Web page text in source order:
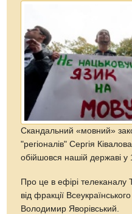
Скандальний «мовний»
"регіоналів" Сергія
обійшовся нашій державі у
Про це в ефірі телеканалу
від фракції
Володимир Яворівський.